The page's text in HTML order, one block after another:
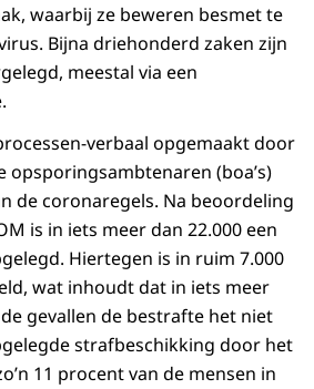
waarbij ze beweren besmet te
Bijna driehonderd zaken zijn
meestal via een
verbaal opgemaakt door
opsporingsambtenaren (boa’s)
de coronaregels. Na beoordeling
is in iets meer dan 22.000 een
Hiertegen is in ruim 7.000
wat inhoudt dat in iets meer
gevallen de bestrafte het niet
strafbeschikking door het
11 procent van de mensen in